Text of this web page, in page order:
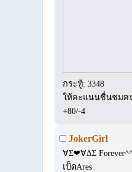
กระทู้: 3348
ให้คะแนนชื่นชมค
+80/-4
JokerGirl
∀Σ❤∀ΔΣ
เป็ดAres